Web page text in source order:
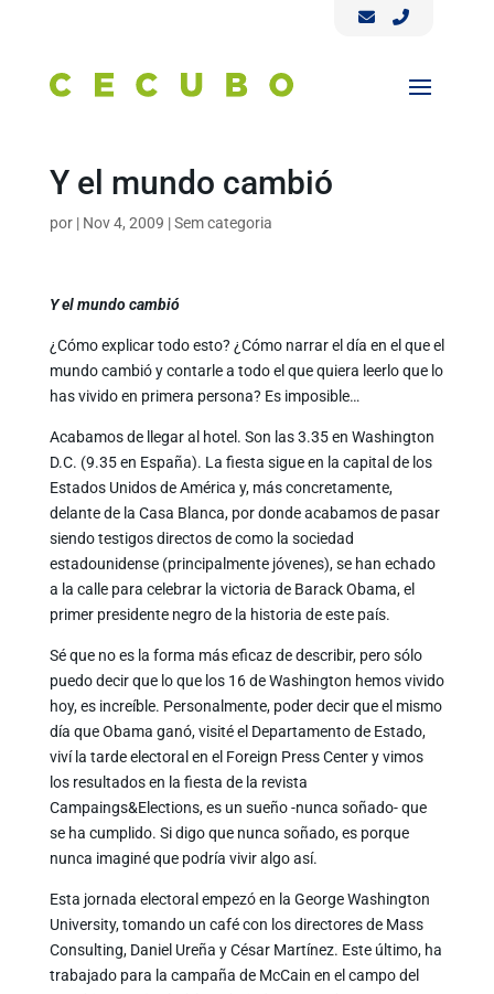
Y el mundo cambió
por | Nov 4, 2009 |Sem categoria
Y el mundo cambió
¿Cómo explicar todo esto? ¿Cómo narrar el día en el que el
mundo cambió y contarle a todo el que quiera leerlo que lo
has vivido en primera persona? Es imposible…
Acabamos de llegar al hotel. Son las 3.35 en Washington
D.C. (9.35 en España). La fiesta sigue en la capital de los
Estados Unidos de América y, más concretamente,
delante de la Casa Blanca, por donde acabamos de pasar
siendo testigos directos de como la sociedad
estadounidense (principalmente jóvenes), se han echado
a la calle para celebrar la victoria de Barack Obama, el
primer presidente negro de la historia de este país.
Sé que no es la forma más eficaz de describir, pero sólo
puedo decir que lo que los 16 de Washington hemos vivido
hoy, es increíble. Personalmente, poder decir que el mismo
día que Obama ganó, visité el Departamento de Estado,
viví la tarde electoral en el Foreign Press Center y vimos
los resultados en la fiesta de la revista
Campaings&Elections, es un sueño -nunca soñado- que
se ha cumplido. Si digo que nunca soñado, es porque
nunca imaginé que podría vivir algo así.
Esta jornada electoral empezó en la George Washington
University, tomando un café con los directores de Mass
Consulting, Daniel Ureña y César Martínez. Este último, ha
trabajado para la campaña de McCain en el campo del